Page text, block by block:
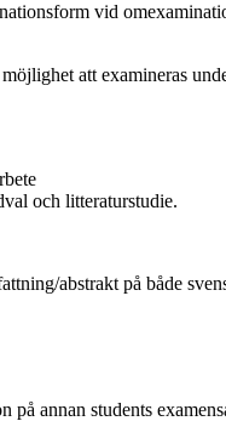
vid
att examineras
och litteraturstudie.
abstrakt på både
annan students